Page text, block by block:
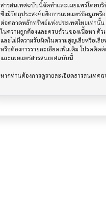
สารสนเทศฉบับนี้จัดทำและเผยแพร่โดยบ
ซึ่งมีวัตถุประสงค์เพื่อการเผยแพร่ข้อมูลห
ต่อตลาดหลักทรัพย์แห่งประเทศไทยเท่านั้
ในความถูกต้องและครบถ้วนของเนื้อหา ตั
และไม่มีความรับผิดในความสูญเสียหรือเสี
หรือต้องการรายละเอียดเพิ่มเติม โปรดติ
และเผยแพร่สารสนเทศฉบับนี้